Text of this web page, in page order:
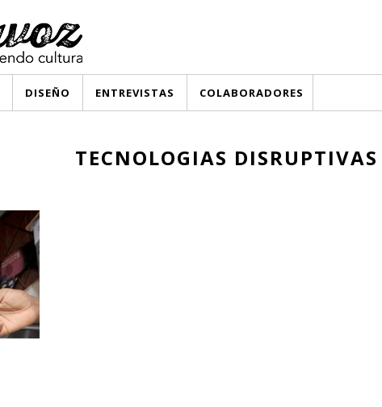
DISEÑO ENTREVISTAS COLABORADORES
TECNOLOGIAS DISRUPTIVAS